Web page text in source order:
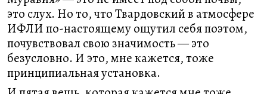
это слух. Но то, что Твардовский в атмосфере
ИФЛИ по-настоящему ощутил себя поэтом,
почувствовал свою значимость — это
безусловно. И это, мне кажется, тоже
принципиальная установка.